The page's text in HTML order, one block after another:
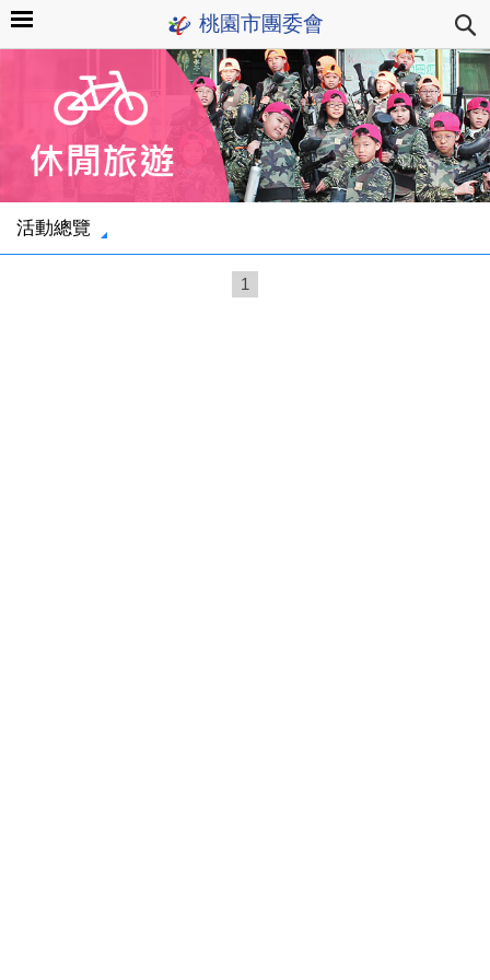
桃園市團委會
活動總覽
1